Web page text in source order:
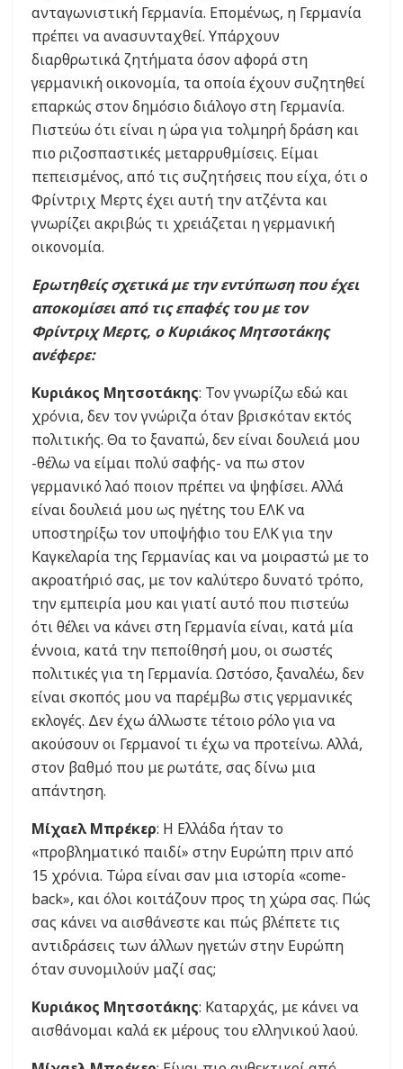
ανταγωνιστική Γερμανία. Επομένως, η Γερμανία
πρέπει να ανασυνταχθεί. Υπάρχουν
διαρθρωτικά ζητήματα όσον αφορά στη
γερμανική οικονομία, τα οποία έχουν συζητηθεί
επαρκώς στον δημόσιο διάλογο στη Γερμανία.
Πιστεύω ότι είναι η ώρα για τολμηρή δράση και
πιο ριζοσπαστικές μεταρρυθμίσεις. Είμαι
πεπεισμένος, από τις συζητήσεις που είχα, ότι ο
Φρίντριχ Μερτς έχει αυτή την ατζέντα και
γνωρίζει ακριβώς τι χρειάζεται η γερμανική
οικονομία.
Ερωτηθείς σχετικά με την εντύπωση που έχει
αποκομίσει από τις επαφές του με τον
Φρίντριχ Μερτς, o Κυριάκος Μητσοτάκης
ανέφερε:
Κυριάκος Μητσοτάκης: Τον γνωρίζω εδώ και
χρόνια, δεν τον γνώριζα όταν βρισκόταν εκτός
πολιτικής. Θα το ξαναπώ, δεν είναι δουλειά μου
-θέλω να είμαι πολύ σαφής- να πω στον
γερμανικό λαό ποιον πρέπει να ψηφίσει. Αλλά
είναι δουλειά μου ως ηγέτης του ΕΛΚ να
υποστηρίξω τον υποψήφιο του ΕΛΚ για την
Καγκελαρία της Γερμανίας και να μοιραστώ με το
ακροατήριό σας, με τον καλύτερο δυνατό τρόπο,
την εμπειρία μου και γιατί αυτό που πιστεύω
ότι θέλει να κάνει στη Γερμανία είναι, κατά μία
έννοια, κατά την πεποίθησή μου, οι σωστές
πολιτικές για τη Γερμανία. Ωστόσο, ξαναλέω, δεν
είναι σκοπός μου να παρέμβω στις γερμανικές
εκλογές. Δεν έχω άλλωστε τέτοιο ρόλο για να
ακούσουν οι Γερμανοί τι έχω να προτείνω. Αλλά,
στον βαθμό που με ρωτάτε, σας δίνω μια
απάντηση.
Μίχαελ Μπρέκερ: Η Ελλάδα ήταν το
«προβληματικό παιδί» στην Ευρώπη πριν από
15 χρόνια. Τώρα είναι σαν μια ιστορία «come-
back», και όλοι κοιτάζουν προς τη χώρα σας. Πώς
σας κάνει να αισθάνεστε και πώς βλέπετε τις
αντιδράσεις των άλλων ηγετών στην Ευρώπη
όταν συνομιλούν μαζί σας;
Κυριάκος Μητσοτάκης: Καταρχάς, με κάνει να
αισθάνομαι καλά εκ μέρους του ελληνικού λαού.